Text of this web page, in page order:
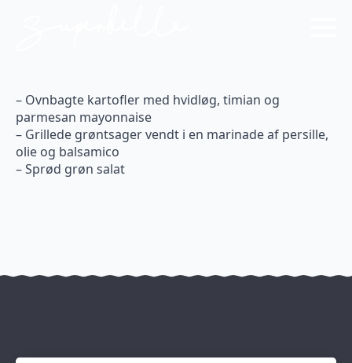
– Ovnbagte kartofler med hvidløg, timian og
parmesan mayonnaise
– Grillede grøntsager vendt i en marinade af persille,
olie og balsamico
– Sprød grøn salat